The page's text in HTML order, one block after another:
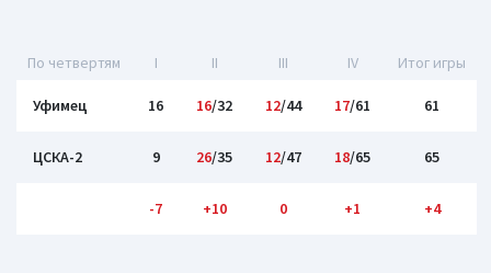
По четвертям I II III IV Итог игры
Уфимец 16 16/32 12/44 17/61 61
ЦСКА-2 9 26/35 12/47 18/65 65
-7 +10 0 +1 +4